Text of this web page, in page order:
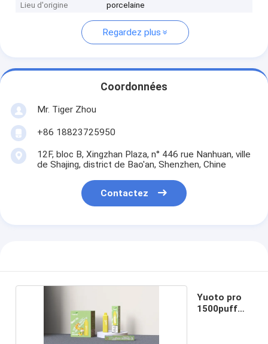
Lieu d'origine
porcelaine
Regardez plus
Coordonnées
Mr. Tiger Zhou
+86 18823725950
12F, bloc B, Xingzhan Plaza, n° 446 rue Nanhuan, ville
de Shajing, district de Bao'an, Shenzhen, Chine
Contactez
Yuoto pro
1500puff